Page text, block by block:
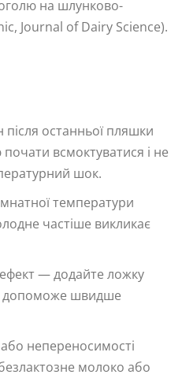
на шлунково-
Journal of Dairy Science).
останньої пляшки
всмоктуватися і не
шок.
температури
частіше викликає
— додайте ложку
допоможе швидше
непереносимості
молоко або